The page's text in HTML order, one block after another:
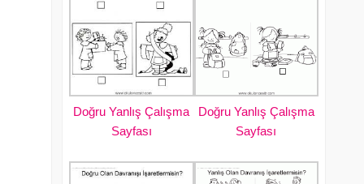
Doğru Yanlış Çalışma
Sayfası
Doğru Yanlış Çalışma
Sayfası